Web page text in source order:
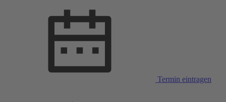
Termin eintragen